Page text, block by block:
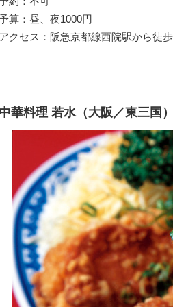
算：昼、夜1000円
アクセス：阪急京都線西院駅から徒
中華料理 若水（大阪／東三国